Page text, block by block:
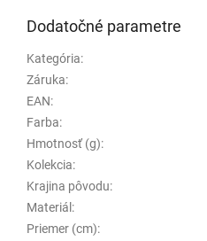
Dodatočné parametre
Kategória:
Záruka:
EAN:
Farba:
Hmotnosť (g):
Kolekcia:
Krajina pôvodu:
Materiál :
Priemer (cm):